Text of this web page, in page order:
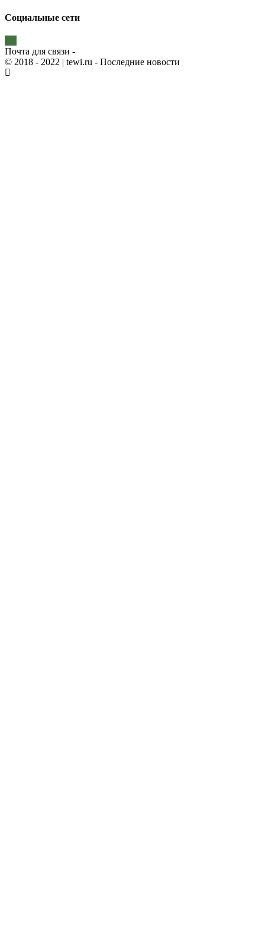
Социальные сети
Почта для связи -
© 2018 - 2022 | tewi.ru - Последние новости